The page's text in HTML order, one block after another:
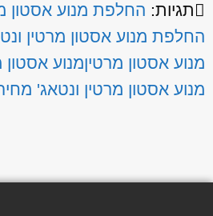
תגיות: החלפת מנוע אסטון
החלפת מנוע אסטון מרטין
מנוע אסטון מרטיןמנוע אסטון
מנוע אסטון מרטין ונטאג'